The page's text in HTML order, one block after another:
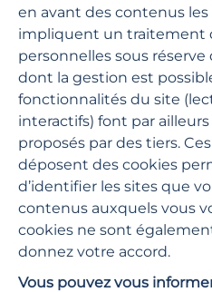
services à la personne :
Recherche d’une
notre réseau de
Création et envoi du
Confirmation
Gestion de la
en avant des contenus
impliquent un traitement
personnelles sous
dont la gestion est
fonctionnalités du site
interactifs) font par
proposés par des tiers.
déposent des cookies
d’identifier les sites que
contenus auxquels vous
cookies ne sont
donnez votre accord.
Vous pouvez vous